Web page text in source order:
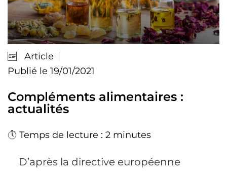
Article
Publié le 19/01/2021
Compléments alimentaires :
actualités
Temps de lecture : 2 minutes
D’après la directive européenne